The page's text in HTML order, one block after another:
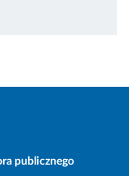
publicznego